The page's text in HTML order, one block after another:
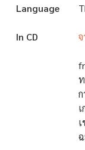
Language
In CD